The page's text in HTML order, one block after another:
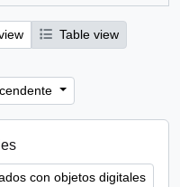
Table view
con objetos digitales